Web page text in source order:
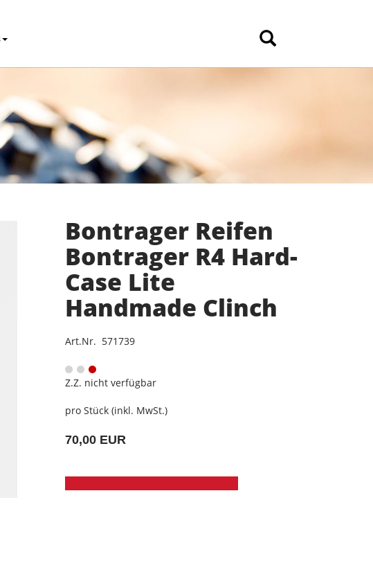
Bontrager Reifen
Bontrager R4 Hard-
Case Lite
Handmade Clinch
Art.Nr. 571739
Z.Z. nicht verfügbar
pro Stück (inkl. MwSt.)
70,00 EUR